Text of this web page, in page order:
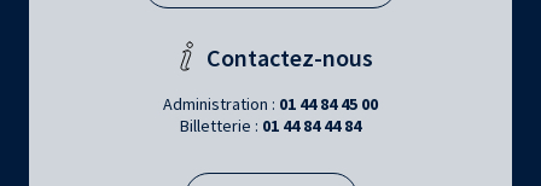
Contactez-nous
Administration : 01 44 84 45 00
Billetterie : 01 44 84 44 84